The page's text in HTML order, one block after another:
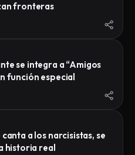
fronteras
se integra a “Amigos
función especial
a los narcisistas, se
historia real